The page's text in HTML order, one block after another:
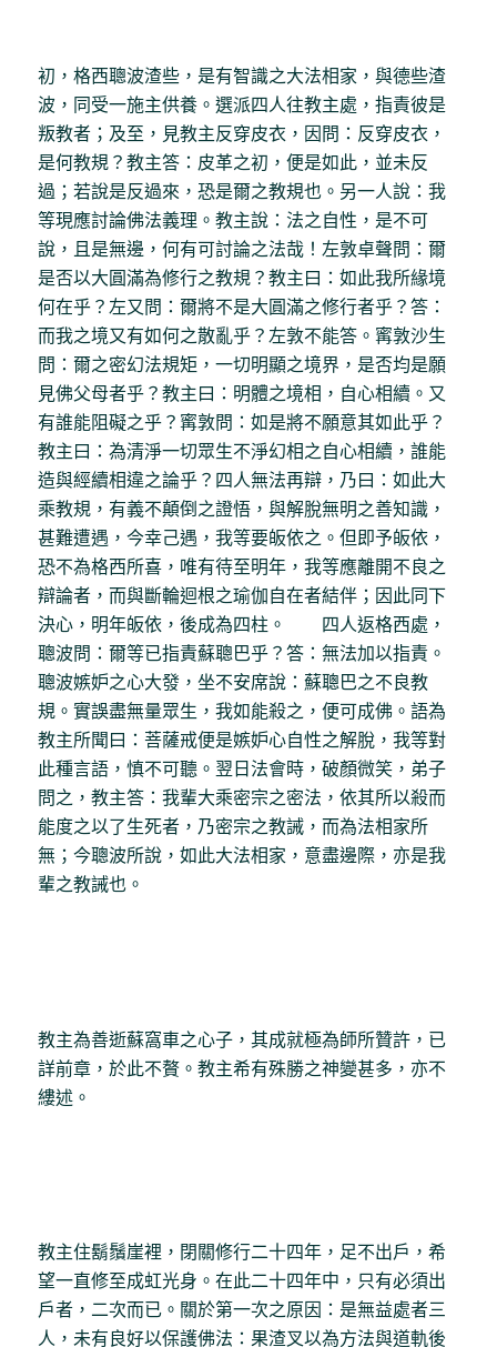
初，格西聰波渣些，是有智識之大法相家，與德些渣
波，同受一施主供養。選派四人往教主處，指責彼是
叛教者；及至，見教主反穿皮衣，因問：反穿皮衣，
是何教規？教主答：皮革之初，便是如此，並未反
過；若說是反過來，恐是爾之教規也。另一人說：我
等現應討論佛法義理。教主說：法之自性，是不可
說，且是無邊，何有可討論之法哉！左敦卓聲問：爾
是否以大圓滿為修行之教規？教主曰：如此我所緣境
何在乎？左又問：爾將不是大圓滿之修行者乎？答：
而我之境又有如何之散亂乎？左敦不能答。寗敦沙生
問：爾之密幻法規矩，一切明顯之境界，是否均是願
見佛父母者乎？教主曰：明體之境相，自心相續。又
有誰能阻礙之乎？寗敦問：如是將不願意其如此乎？
教主曰：為清淨一切眾生不淨幻相之自心相續，誰能
造與經續相違之論乎？四人無法再辯，乃曰：如此大
乘教規，有義不顛倒之證悟，與解脫無明之善知識，
甚難遭遇，今幸己遇，我等要皈依之。但即予皈依，
恐不為格西所喜，唯有待至明年，我等應離開不良之
辯論者，而與斷輪迴根之瑜伽自在者結伴；因此同下
決心，明年皈依，後成為四柱。 四人返格西處，
聰波問：爾等已指責蘇聰巴乎？答：無法加以指責。
聰波嫉妒之心大發，坐不安席說：蘇聰巴之不良教
規。實誤盡無量眾生，我如能殺之，便可成佛。語為
教主所聞曰：菩薩戒便是嫉妒心自性之解脫，我等對
此種言語，慎不可聽。翌日法會時，破顏微笑，弟子
問之，教主答：我輩大乘密宗之密法，依其所以殺而
能度之以了生死者，乃密宗之教誡，而為法相家所
無；今聰波所說，如此大法相家，意盡邊際，亦是我
輩之教誡也。
教主為善逝蘇窩車之心子，其成就極為師所贊許，已
詳前章，於此不贅。教主希有殊勝之神變甚多，亦不
縷述。
教主住鬍鬚崖裡，閉關修行二十四年，足不出戶，希
望一直修至成虹光身。在此二十四年中，只有必須出
戶者，二次而已。關於第一次之原因：是無益處者三
人，未有良好以保護佛法：果渣叉以為方法與道軌後